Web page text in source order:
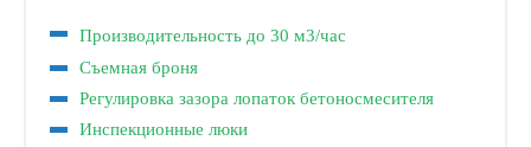
Производительность до 30 м3/час
Съемная броня
Регулировка зазора лопаток бетоносмесителя
Инспекционные люки